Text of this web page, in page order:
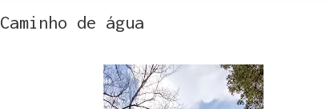
Caminho de água